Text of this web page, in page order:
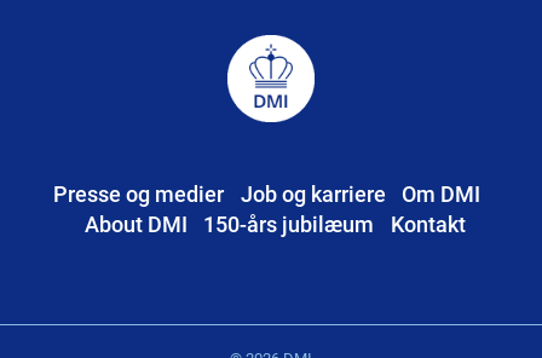
Presse og medier Job og karriere
Om DMI
About DMI
150-års jubilæum Kontakt